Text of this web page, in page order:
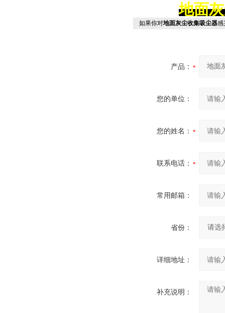
地面
如果你对地面灰尘收集吸尘器感
产品：
您的单位：
您的姓名：
联系电话：
常用邮箱：
省份：
详细地址：
补充说明：